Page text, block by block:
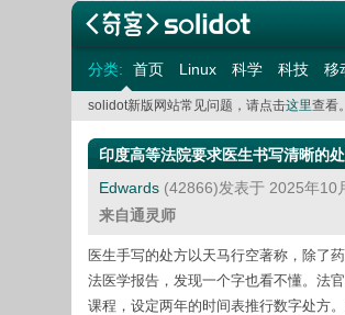
分类: 首页 Linux 科学 科技 移
solidot新版网站常见问题，请点击这里查看。
印度高等法院要求医生书写清晰的
Edwards(42866)发表于 2025年10
来自通灵师
医生手写的处方以天马行空著称，除了
法医学报告，发现一个字也看不懂。法
课程，设定两年的时间表推行数字处方